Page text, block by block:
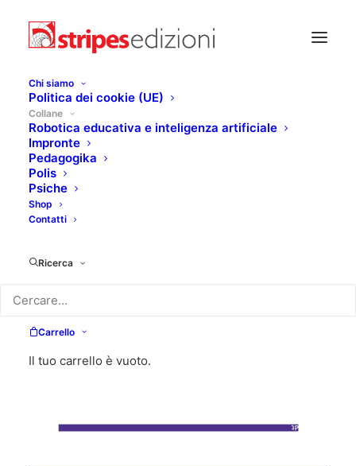
Chi siamo
Politica dei cookie (UE)
Collane
Robotica educativa e inteligenza artificiale
Impronte
Pedagogika
Polis
Psiche
Shop
Contatti
Ricerca
Carrello
Il tuo carrello è vuoto.
ROBOTICA EDUCATIVA E
INTELLIGENZA ARTIFICIALE
IMPRONTE